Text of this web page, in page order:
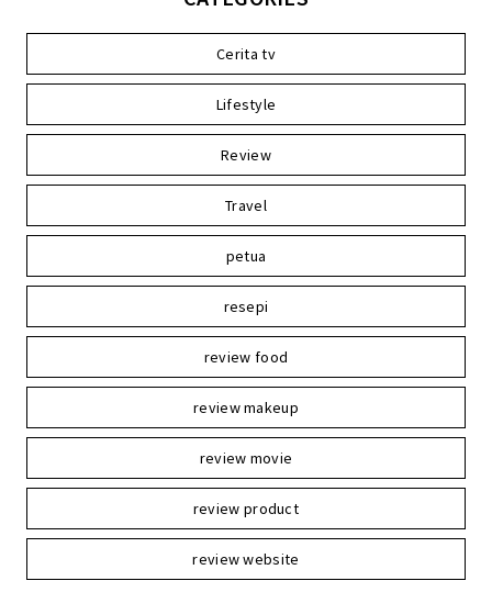
Cerita tv
Lifestyle
Review
Travel
petua
resepi
review food
review makeup
review movie
review product
review website